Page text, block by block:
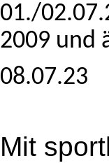
01./
2009 und
08.07.23
Mit